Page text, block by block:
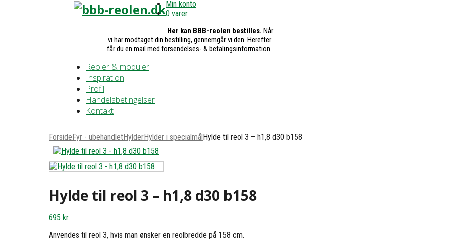
Min konto
0 varer
Her kan BBB-reolen bestilles. Når
vi har modtaget din bestilling, gennemgår vi den. Herefter
får du en mail med forsendelses- & betalingsinformation.
Reoler & moduler
Inspiration
Profil
Handelsbetingelser
Kontakt
ForsideFyr - ubehandletHylderHylder i specialmålHylde til reol 3 – h1,8 d30 b158
Hylde til reol 3 – h1,8 d30 b158
695 kr.
Anvendes til reol 3, hvis man ønsker en reolbredde på 158 cm.